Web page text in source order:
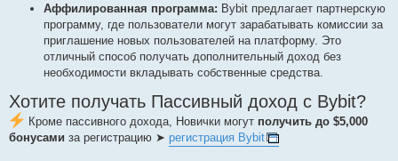
Аффилированная программа: Bybit предлагает партнерскую
программу, где пользователи могут зарабатывать комиссии за
приглашение новых пользователей на платформу. Это
отличный способ получать дополнительный доход без
необходимости вкладывать собственные средства.
Хотите получать Пассивный доход с Bybit?
Кроме пассивного дохода, Новички могут получить до $5,000
бонусами за регистрацию ➤ регистрация Bybit